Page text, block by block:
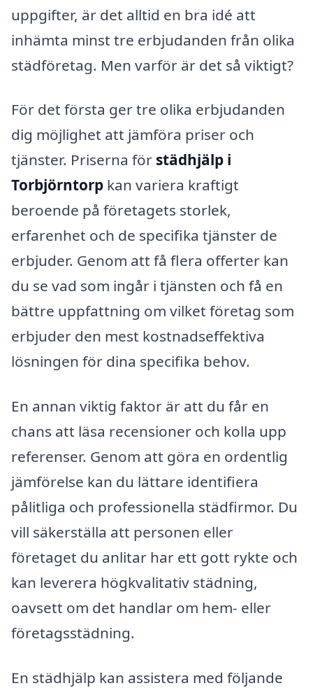
uppgifter, är det alltid en bra idé att
inhämta minst tre erbjudanden från olika
städföretag. Men varför är det så viktigt?
För det första ger tre olika erbjudanden
dig möjlighet att jämföra priser och
tjänster. Priserna för städhjälp i
Torbjörntorp kan variera kraftigt
beroende på företagets storlek,
erfarenhet och de specifika tjänster de
erbjuder. Genom att få flera offerter kan
du se vad som ingår i tjänsten och få en
bättre uppfattning om vilket företag som
erbjuder den mest kostnadseffektiva
lösningen för dina specifika behov.
En annan viktig faktor är att du får en
chans att läsa recensioner och kolla upp
referenser. Genom att göra en ordentlig
jämförelse kan du lättare identifiera
pålitliga och professionella städfirmor. Du
vill säkerställa att personen eller
företaget du anlitar har ett gott rykte och
kan leverera högkvalitativ städning,
oavsett om det handlar om hem- eller
företagsstädning.
En städhjälp kan assistera med följande